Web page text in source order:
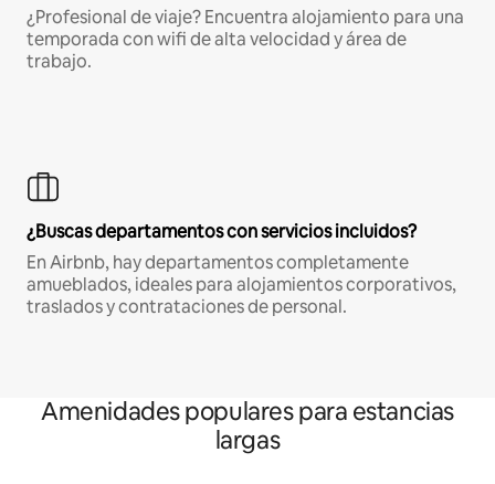
¿Profesional de viaje? Encuentra alojamiento para una
temporada con wifi de alta velocidad y área de
trabajo.
¿Buscas departamentos con servicios incluidos?
En Airbnb, hay departamentos completamente
amueblados, ideales para alojamientos corporativos,
traslados y contrataciones de personal.
Amenidades populares para estancias
largas